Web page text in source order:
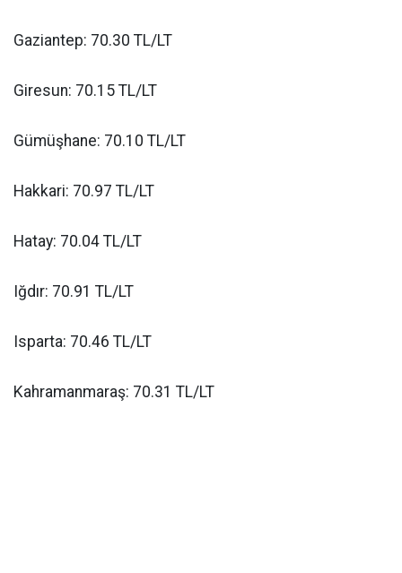
Gaziantep: 70.30 TL/LT
Giresun: 70.15 TL/LT
Gümüşhane: 70.10 TL/LT
Hakkari: 70.97 TL/LT
Hatay: 70.04 TL/LT
Iğdır: 70.91 TL/LT
Isparta: 70.46 TL/LT
Kahramanmaraş: 70.31 TL/LT